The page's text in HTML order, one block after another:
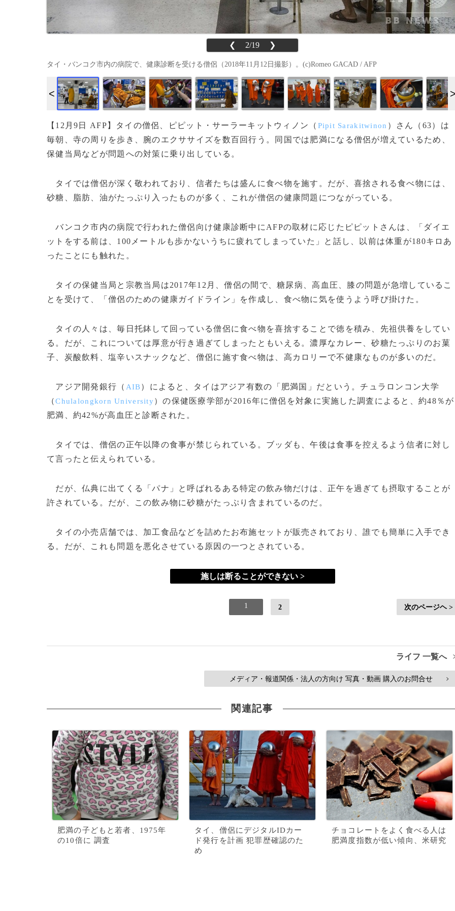
❮ 2/19 ❯
タイ・バンコク市内の病院で、健康診断を受ける僧侶（2018年11月12日撮影）。(c)Romeo GACAD / AFP
【12月9日 AFP】タイの僧侶、ピピット・サーラーキットウィノン（ Pipit Sarakitwinon ）さん（63）は
毎朝、寺の周りを歩き、腕のエクササイズを数百回行う。同国では肥満になる僧侶が増えているため、
保健当局などが問題への対策に乗り出している。
タイでは僧侶が深く敬われており、信者たちは盛んに食べ物を施す。だが、喜捨される食べ物には、
砂糖、脂肪、油がたっぷり入ったものが多く、これが僧侶の健康問題につながっている。
バンコク市内の病院で行われた僧侶向け健康診断中にAFPの取材に応じたピピットさんは、「ダイエ
ットをする前は、100メートルも歩かないうちに疲れてしまっていた」と話し、以前は体重が180キロあ
ったことにも触れた。
タイの保健当局と宗教当局は2017年12月、僧侶の間で、糖尿病、高血圧、膝の問題が急増しているこ
とを受けて、「僧侶のための健康ガイドライン」を作成し、食べ物に気を使うよう呼び掛けた。
タイの人々は、毎日托鉢して回っている僧侶に食べ物を喜捨することで徳を積み、先祖供養をしてい
る。だが、これについては厚意が行き過ぎてしまったともいえる。濃厚なカレー、砂糖たっぷりのお菓
子、炭酸飲料、塩辛いスナックなど、僧侶に施す食べ物は、高カロリーで不健康なものが多いのだ。
アジア開発銀行（ AIB）によると、タイはアジア有数の「肥満国」だという。チュラロンコン大学
（Chulalongkorn University）の保健医療学部が2016年に僧侶を対象に実施した調査によると、約48％が
肥満、約42%が高血圧と診断された。
タイでは、僧侶の正午以降の食事が禁じられている。ブッダも、午後は食事を控えるよう信者に対し
て言ったと伝えられている。
だが、仏典に出てくる「パナ」と呼ばれるある特定の飲み物だけは、正午を過ぎても摂取することが
許されている。だが、この飲み物に砂糖がたっぷり含まれているのだ。
タイの小売店舗では、加工食品などを詰めたお布施セットが販売されており、誰でも簡単に入手でき
る。だが、これも問題を悪化させている原因の一つとされている。
施しは断ることができない >
1 2 次のページヘ >
ライフ 一覧へ
メディア・報道関係・法人の方向け 写真・動画 購入のお問合せ >
関連記事
肥満の子どもと若者、1975年
の10倍に 調査
タイ、僧侶にデジタルIDカー
ド発行を計画 犯罪歴確認のた
め
チョコレートをよく食べる人は
肥満度指数が低い傾向、米研究